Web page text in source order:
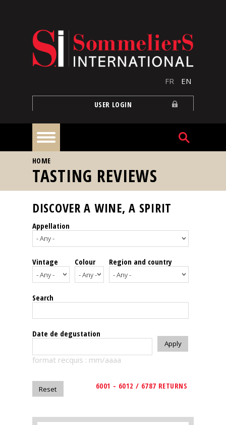
FR EN
USER LOGIN
Home
Our
events
Spirits
Tasting
reviews
The
magazine
Magazine
YOU ARE HERE
HOME
TASTING REVIEWS
DISCOVER A WINE, A SPIRIT
Appellation
Vintage Colour Region and country
Search
Date de degustation
format recquis : mm/aaaa
6001 - 6012 / 6787 RETURNS